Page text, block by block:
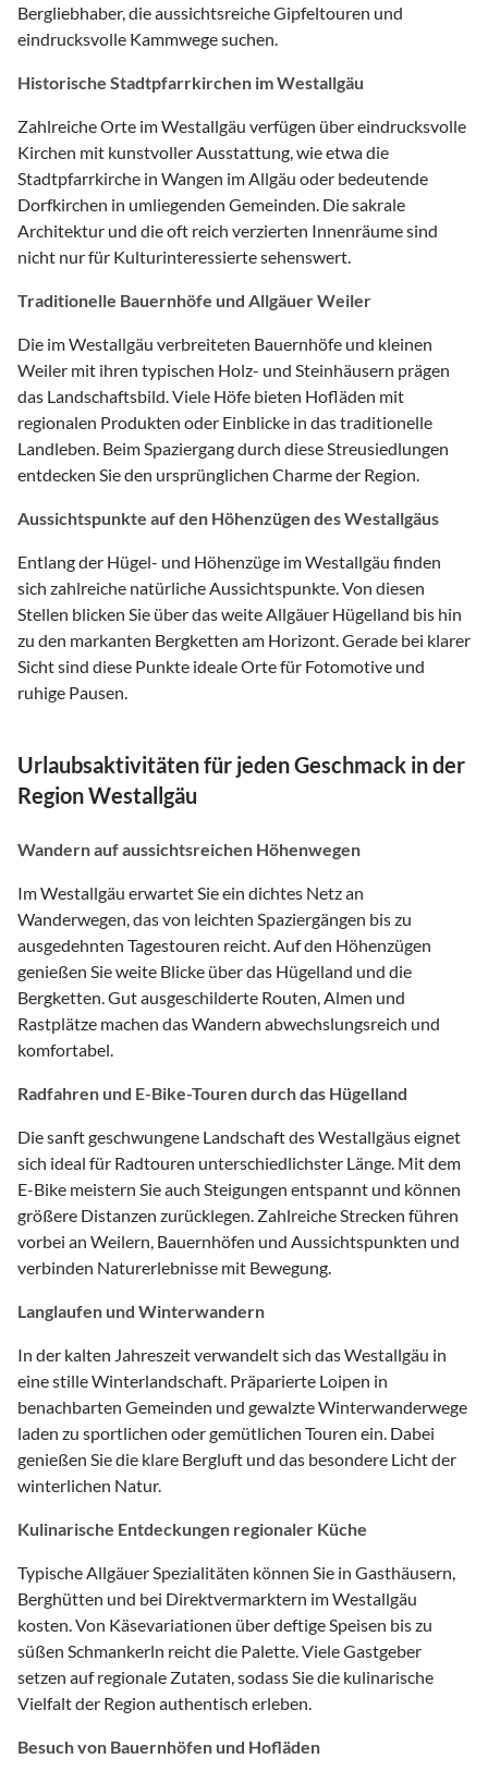
Bergliebhaber, die aussichtsreiche Gipfeltouren und
eindrucksvolle Kammwege suchen.
Historische Stadtpfarrkirchen im Westallgäu
Zahlreiche Orte im Westallgäu verfügen über eindrucksvolle
Kirchen mit kunstvoller Ausstattung, wie etwa die
Stadtpfarrkirche in Wangen im Allgäu oder bedeutende
Dorfkirchen in umliegenden Gemeinden. Die sakrale
Architektur und die oft reich verzierten Innenräume sind
nicht nur für Kulturinteressierte sehenswert.
Traditionelle Bauernhöfe und Allgäuer Weiler
Die im Westallgäu verbreiteten Bauernhöfe und kleinen
Weiler mit ihren typischen Holz- und Steinhäusern prägen
das Landschaftsbild. Viele Höfe bieten Hofläden mit
regionalen Produkten oder Einblicke in das traditionelle
Landleben. Beim Spaziergang durch diese Streusiedlungen
entdecken Sie den ursprünglichen Charme der Region.
Aussichtspunkte auf den Höhenzügen des Westallgäus
Entlang der Hügel- und Höhenzüge im Westallgäu finden
sich zahlreiche natürliche Aussichtspunkte. Von diesen
Stellen blicken Sie über das weite Allgäuer Hügelland bis hin
zu den markanten Bergketten am Horizont. Gerade bei klarer
Sicht sind diese Punkte ideale Orte für Fotomotive und
ruhige Pausen.
Urlaubsaktivitäten für jeden Geschmack in der
Region Westallgäu
Wandern auf aussichtsreichen Höhenwegen
Im Westallgäu erwartet Sie ein dichtes Netz an
Wanderwegen, das von leichten Spaziergängen bis zu
ausgedehnten Tagestouren reicht. Auf den Höhenzügen
genießen Sie weite Blicke über das Hügelland und die
Bergketten. Gut ausgeschilderte Routen, Almen und
Rastplätze machen das Wandern abwechslungsreich und
komfortabel.
Radfahren und E-Bike-Touren durch das Hügelland
Die sanft geschwungene Landschaft des Westallgäus eignet
sich ideal für Radtouren unterschiedlichster Länge. Mit dem
E-Bike meistern Sie auch Steigungen entspannt und können
größere Distanzen zurücklegen. Zahlreiche Strecken führen
vorbei an Weilern, Bauernhöfen und Aussichtspunkten und
verbinden Naturerlebnisse mit Bewegung.
Langlaufen und Winterwandern
In der kalten Jahreszeit verwandelt sich das Westallgäu in
eine stille Winterlandschaft. Präparierte Loipen in
benachbarten Gemeinden und gewalzte Winterwanderwege
laden zu sportlichen oder gemütlichen Touren ein. Dabei
genießen Sie die klare Bergluft und das besondere Licht der
winterlichen Natur.
Kulinarische Entdeckungen regionaler Küche
Typische Allgäuer Spezialitäten können Sie in Gasthäusern,
Berghütten und bei Direktvermarktern im Westallgäu
kosten. Von Käsevariationen über deftige Speisen bis zu
süßen Schmankerln reicht die Palette. Viele Gastgeber
setzen auf regionale Zutaten, sodass Sie die kulinarische
Vielfalt der Region authentisch erleben.
Besuch von Bauernhöfen und Hofläden